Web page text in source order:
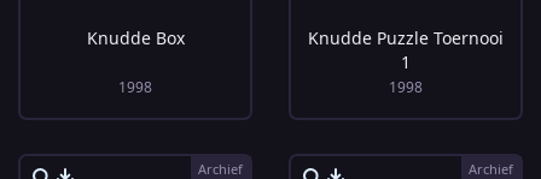
Knudde Box
1998
Knudde Puzzle Toernooi
1
1998
Archief Archief